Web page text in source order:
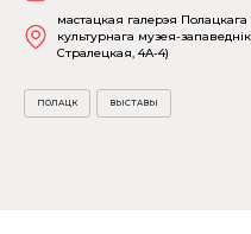
мастацкая галерэя Полацкага
культурнага музея-
Стралецкая, 4A-4)
ПОЛАЦК ВЫСТАВЫ